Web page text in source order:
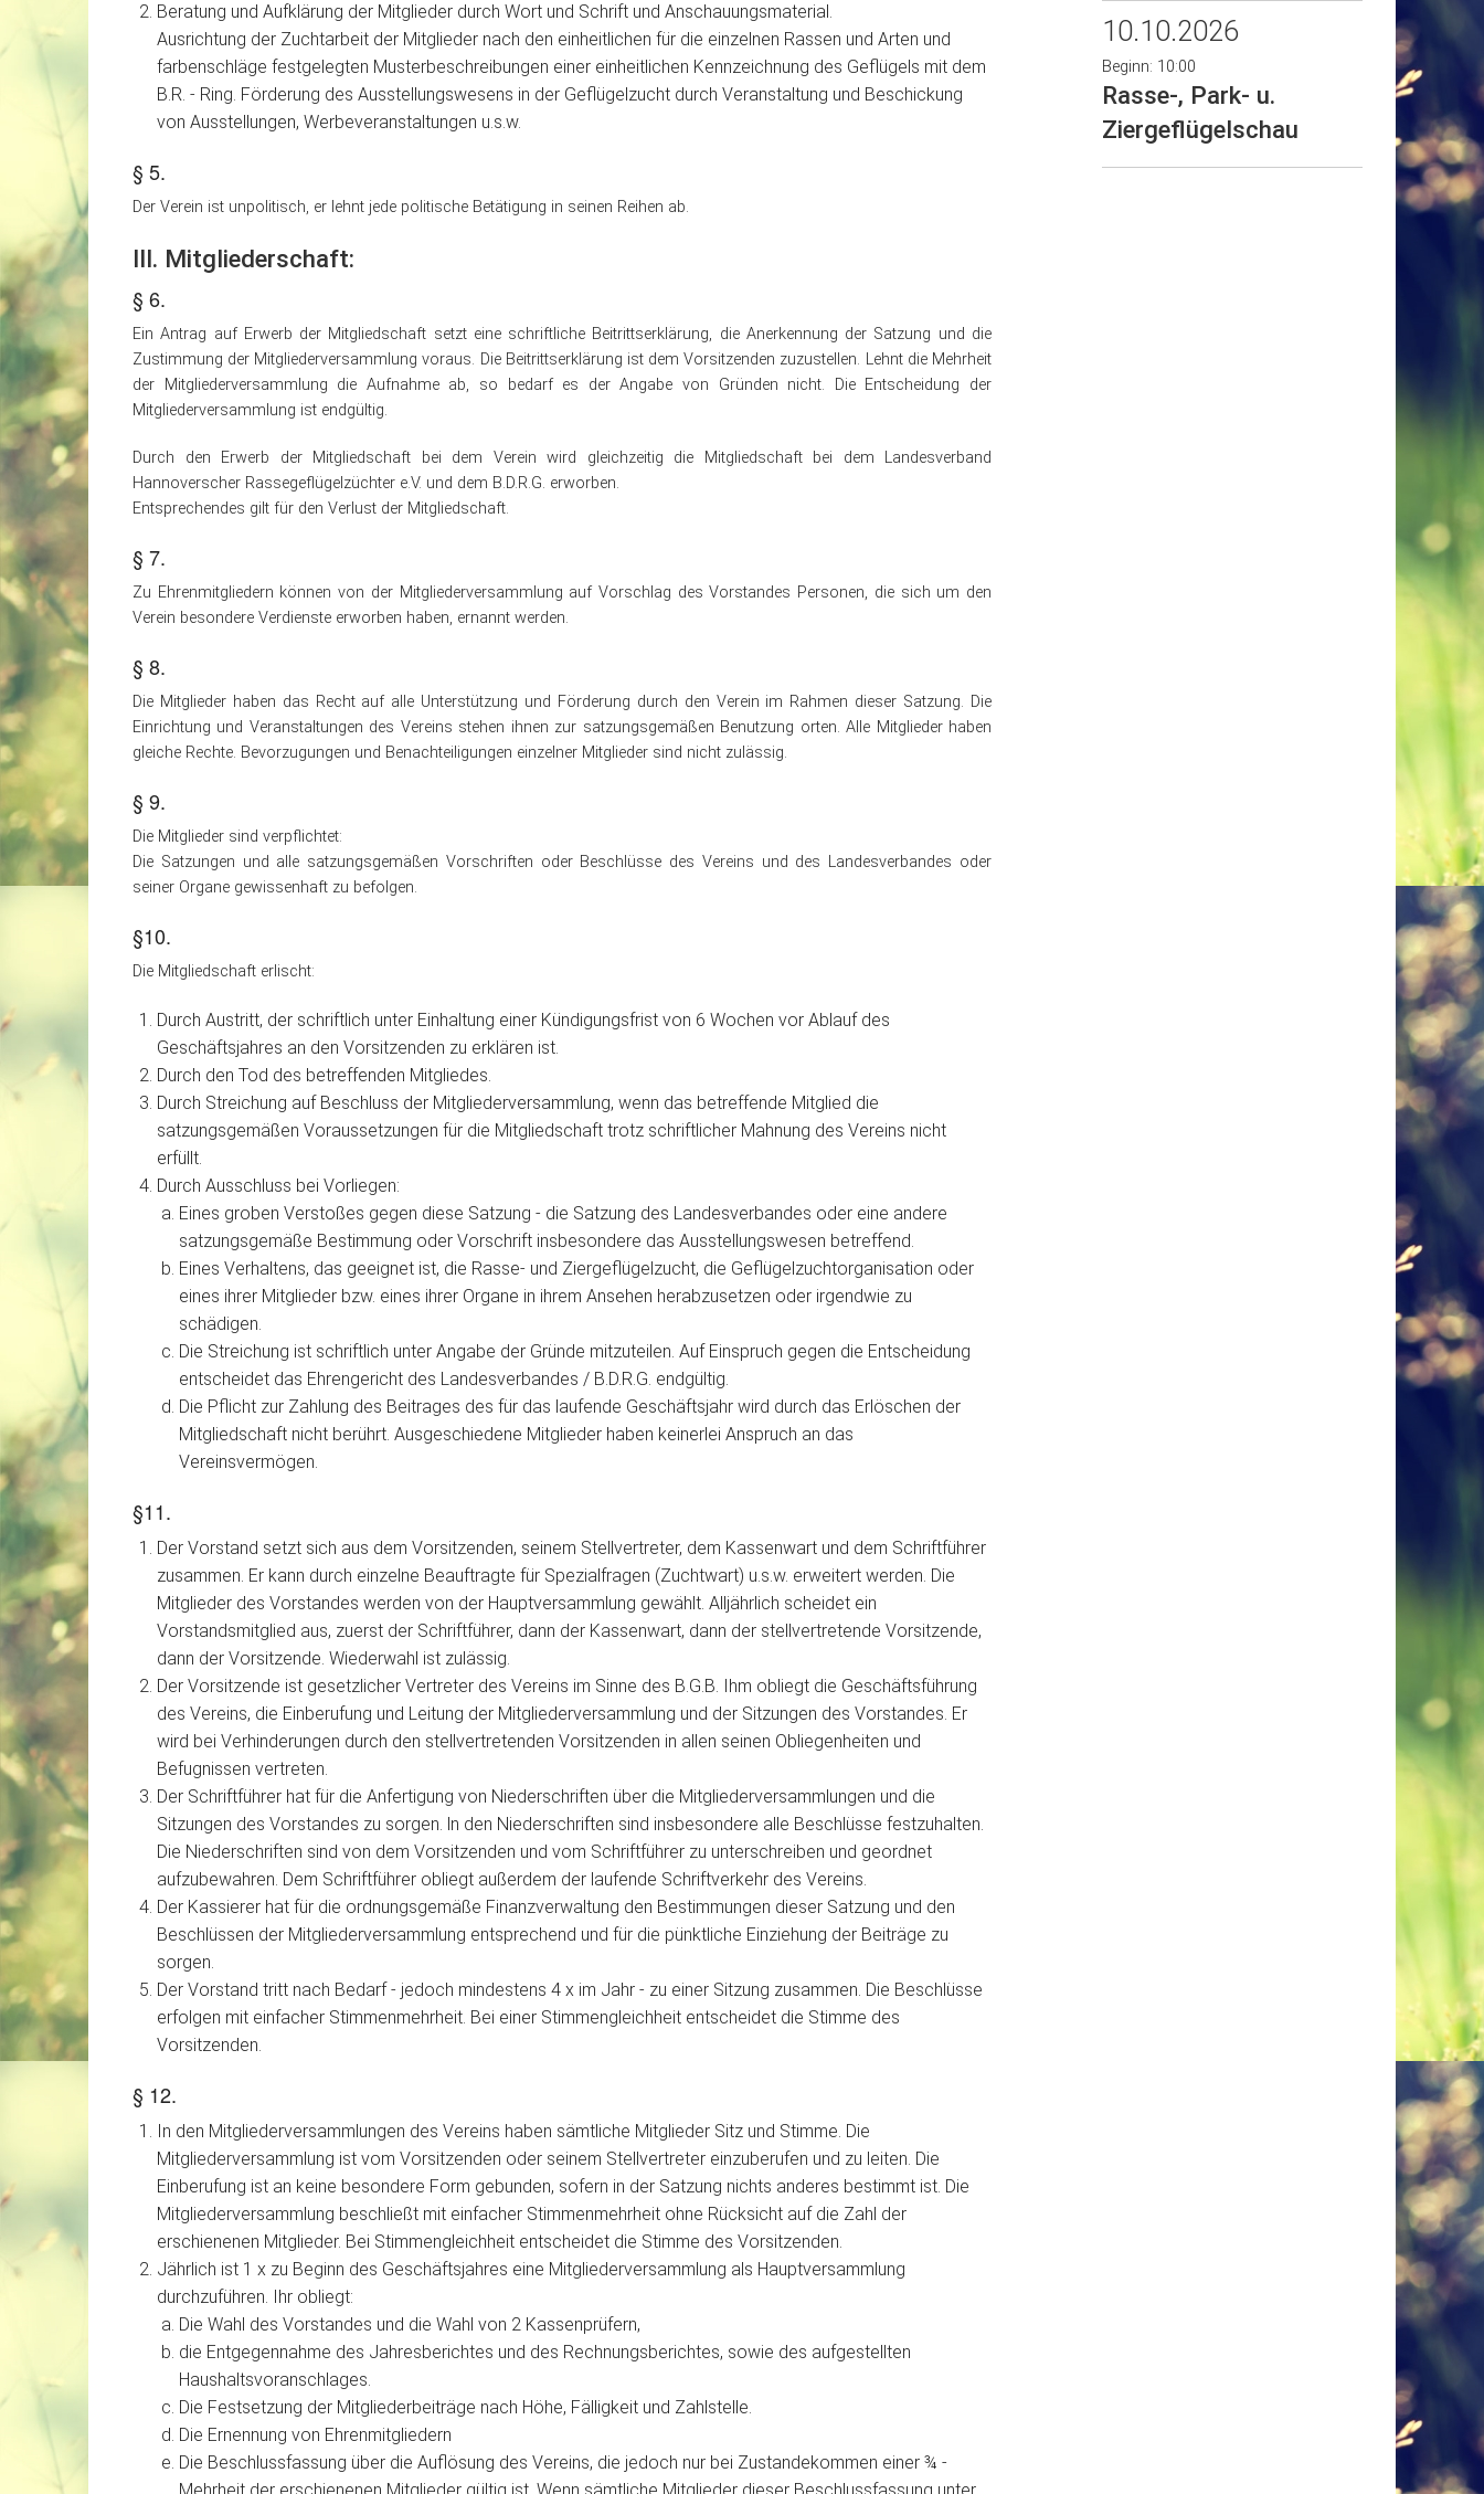
Beratung und Aufklärung der Mitglieder durch Wort und Schrift und Anschauungsmaterial.
Ausrichtung der Zuchtarbeit der Mitglieder nach den einheitlichen für die einzelnen Rassen und Arten und
farbenschläge festgelegten Musterbeschreibungen einer einheitlichen Kennzeichnung des Geflügels mit dem
B.R. - Ring. Förderung des Ausstellungswesens in der Geflügelzucht durch Veranstaltung und Beschickung
von Ausstellungen, Werbeveranstaltungen u.s.w.
§ 5.
Der Verein ist unpolitisch, er lehnt jede politische Betätigung in seinen Reihen ab.
III. Mitgliederschaft:
§ 6.
Ein Antrag auf Erwerb der Mitgliedschaft setzt eine schriftliche Beitrittserklärung, die Anerkennung der Satzung und die
Zustimmung der Mitgliederversammlung voraus. Die Beitrittserklärung ist dem Vorsitzenden zuzustellen. Lehnt die Mehrheit
der Mitgliederversammlung die Aufnahme ab, so bedarf es der Angabe von Gründen nicht. Die Entscheidung der
Mitgliederversammlung ist endgültig.
Durch den Erwerb der Mitgliedschaft bei dem Verein wird gleichzeitig die Mitgliedschaft bei dem Landesverband
Hannoverscher Rassegeflügelzüchter e.V. und dem B.D.R.G. erworben.
Entsprechendes gilt für den Verlust der Mitgliedschaft.
§ 7.
Zu Ehrenmitgliedern können von der Mitgliederversammlung auf Vorschlag des Vorstandes Personen, die sich um den
Verein besondere Verdienste erworben haben, ernannt werden.
§ 8.
Die Mitglieder haben das Recht auf alle Unterstützung und Förderung durch den Verein im Rahmen dieser Satzung. Die
Einrichtung und Veranstaltungen des Vereins stehen ihnen zur satzungsgemäßen Benutzung orten. Alle Mitglieder haben
gleiche Rechte. Bevorzugungen und Benachteiligungen einzelner Mitglieder sind nicht zulässig.
§ 9.
Die Mitglieder sind verpflichtet:
Die Satzungen und alle satzungsgemäßen Vorschriften oder Beschlüsse des Vereins und des Landesverbandes oder
seiner Organe gewissenhaft zu befolgen.
§10.
Die Mitgliedschaft erlischt:
Durch Austritt, der schriftlich unter Einhaltung einer Kündigungsfrist von 6 Wochen vor Ablauf des
Geschäftsjahres an den Vorsitzenden zu erklären ist.
Durch den Tod des betreffenden Mitgliedes.
Durch Streichung auf Beschluss der Mitgliederversammlung, wenn das betreffende Mitglied die
satzungsgemäßen Voraussetzungen für die Mitgliedschaft trotz schriftlicher Mahnung des Vereins nicht
erfüllt.
Durch Ausschluss bei Vorliegen:
Eines groben Verstoßes gegen diese Satzung - die Satzung des Landesverbandes oder eine andere
satzungsgemäße Bestimmung oder Vorschrift insbesondere das Ausstellungswesen betreffend.
Eines Verhaltens, das geeignet ist, die Rasse- und Ziergeflügelzucht, die Geflügelzuchtorganisation oder
eines ihrer Mitglieder bzw. eines ihrer Organe in ihrem Ansehen herabzusetzen oder irgendwie zu
schädigen.
Die Streichung ist schriftlich unter Angabe der Gründe mitzuteilen. Auf Einspruch gegen die Entscheidung
entscheidet das Ehrengericht des Landesverbandes / B.D.R.G. endgültig.
Die Pflicht zur Zahlung des Beitrages des für das laufende Geschäftsjahr wird durch das Erlöschen der
Mitgliedschaft nicht berührt. Ausgeschiedene Mitglieder haben keinerlei Anspruch an das
Vereinsvermögen.
§11.
Der Vorstand setzt sich aus dem Vorsitzenden, seinem Stellvertreter, dem Kassenwart und dem Schriftführer
zusammen. Er kann durch einzelne Beauftragte für Spezialfragen (Zuchtwart) u.s.w. erweitert werden. Die
Mitglieder des Vorstandes werden von der Hauptversammlung gewählt. Alljährlich scheidet ein
Vorstandsmitglied aus, zuerst der Schriftführer, dann der Kassenwart, dann der stellvertretende Vorsitzende,
dann der Vorsitzende. Wiederwahl ist zulässig.
Der Vorsitzende ist gesetzlicher Vertreter des Vereins im Sinne des B.G.B. Ihm obliegt die Geschäftsführung
des Vereins, die Einberufung und Leitung der Mitgliederversammlung und der Sitzungen des Vorstandes. Er
wird bei Verhinderungen durch den stellvertretenden Vorsitzenden in allen seinen Obliegenheiten und
Befugnissen vertreten.
Der Schriftführer hat für die Anfertigung von Niederschriften über die Mitgliederversammlungen und die
Sitzungen des Vorstandes zu sorgen. ln den Niederschriften sind insbesondere alle Beschlüsse festzuhalten.
Die Niederschriften sind von dem Vorsitzenden und vom Schriftführer zu unterschreiben und geordnet
aufzubewahren. Dem Schriftführer obliegt außerdem der laufende Schriftverkehr des Vereins.
Der Kassierer hat für die ordnungsgemäße Finanzverwaltung den Bestimmungen dieser Satzung und den
Beschlüssen der Mitgliederversammlung entsprechend und für die pünktliche Einziehung der Beiträge zu
sorgen.
Der Vorstand tritt nach Bedarf - jedoch mindestens 4 x im Jahr - zu einer Sitzung zusammen. Die Beschlüsse
erfolgen mit einfacher Stimmenmehrheit. Bei einer Stimmengleichheit entscheidet die Stimme des
Vorsitzenden.
§ 12.
In den Mitgliederversammlungen des Vereins haben sämtliche Mitglieder Sitz und Stimme. Die
Mitgliederversammlung ist vom Vorsitzenden oder seinem Stellvertreter einzuberufen und zu leiten. Die
Einberufung ist an keine besondere Form gebunden, sofern in der Satzung nichts anderes bestimmt ist. Die
Mitgliederversammlung beschließt mit einfacher Stimmenmehrheit ohne Rücksicht auf die Zahl der
erschienenen Mitglieder. Bei Stimmengleichheit entscheidet die Stimme des Vorsitzenden.
Jährlich ist 1 x zu Beginn des Geschäftsjahres eine Mitgliederversammlung als Hauptversammlung
durchzuführen. Ihr obliegt:
Die Wahl des Vorstandes und die Wahl von 2 Kassenprüfern,
die Entgegennahme des Jahresberichtes und des Rechnungsberichtes, sowie des aufgestellten
Haushaltsvoranschlages.
Die Festsetzung der Mitgliederbeiträge nach Höhe, Fälligkeit und Zahlstelle.
Die Ernennung von Ehrenmitgliedern
Die Beschlussfassung über die Auflösung des Vereins, die jedoch nur bei Zustandekommen einer ¾ -
10.10.2026
Beginn: 10:00
Rasse-, Park- u.
Ziergeflügelschau